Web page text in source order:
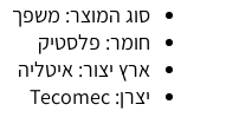
סוג המוצר: משפך
חומר: פלסטיק
ארץ יצור: איטליה
יצרן: Tecomec